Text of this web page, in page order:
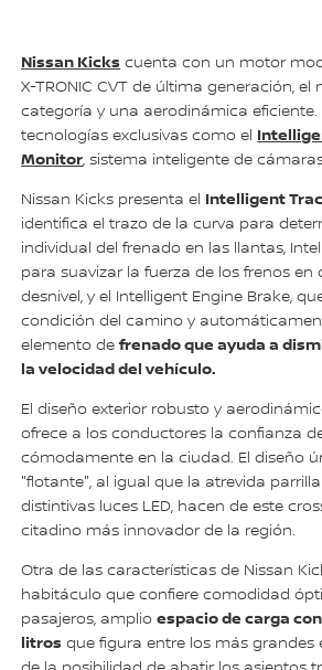
Nissan Kicks cuenta con un motor
X-TRONIC CVT de última generación, el
categoría y una aerodinámica eficiente.
tecnologías exclusivas como el
Monitor, sistema inteligente de
Nissan Kicks presenta el Intelligent
identifica el trazo de la curva para
individual del frenado en las llantas,
para suavizar la fuerza de los frenos
desnivel, y el Intelligent Engine Brake,
condición del camino y
elemento defrenado que ayuda a
la velocidad del vehículo.
El diseño exterior robusto y
ofrece a los conductores la confianza
cómodamente en la ciudad. El diseño
"flotante", al igual que la atrevida
distintivas luces LED, hacen de este
citadino más innovador de la región.
Otra de las características de Nissan
habitáculo que confiere comodidad
pasajeros, amplioespacio de carga
litros que figura entre los más grandes